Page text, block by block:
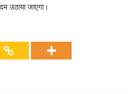
उठाया जाएगा।